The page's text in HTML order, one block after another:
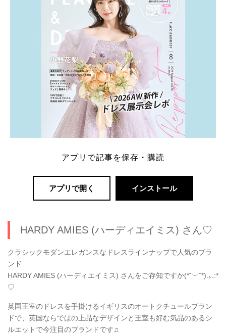
ング診断」か、体験型 […]続きを読む
アプリで記事を保存・購読
アプリで開く インストール
HARDY AMIES (ハーディエイミス) さん♡
クラシックモダンエレガンスなドレスラインナップで人気のブラ
ンド
HARDY AMIES (ハーディエイミス) さんをご存知ですか(*˘︶˘*).｡.:*
♡
英国王室のドレスを手掛けるイギリスのオートクチュールブラン
ドで、英国ならではの上品なデザインと王室も好む気品のあるシ
ルエットで今注目のブランドです♫